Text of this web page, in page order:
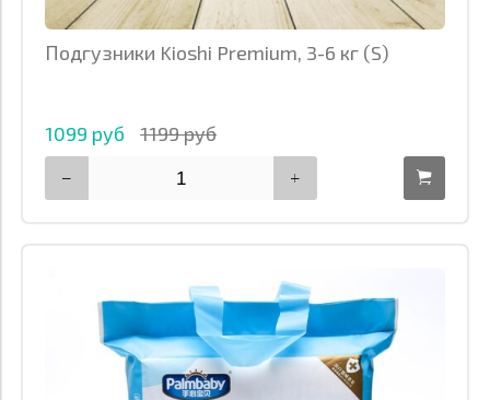
Подгузники Kioshi Premium, 3-6 кг (S)
1099 руб 1199 руб